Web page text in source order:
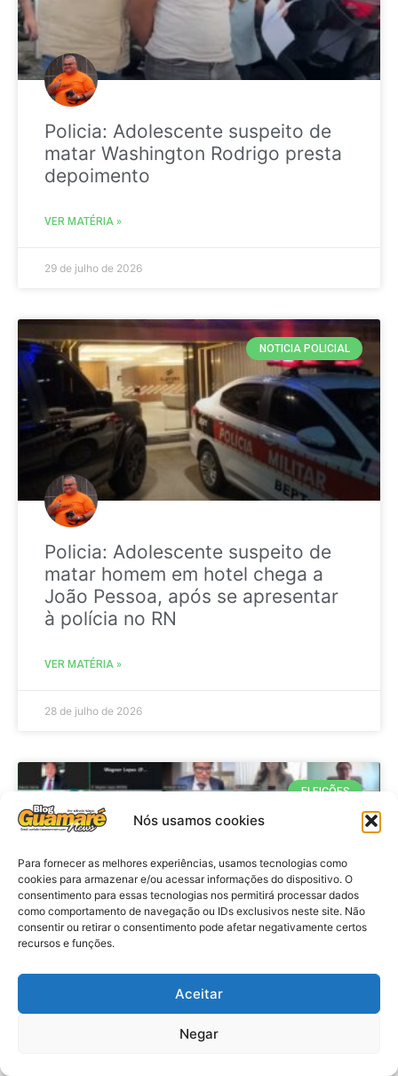
Nós usamos cookies
Para fornecer as melhores experiências, usamos tecnologias como
cookies para armazenar e/ou acessar informações do dispositivo. O
consentimento para essas tecnologias nos permitirá processar dados
como comportamento de navegação ou IDs exclusivos neste site. Não
consentir ou retirar o consentimento pode afetar negativamente certos
recursos e funções.
Aceitar
Negar
Policia: Adolescente suspeito de
matar Washington Rodrigo presta
depoimento
VER MATÉRIA »
29 de julho de 2026
NOTICIA POLICIAL
Policia: Adolescente suspeito de
matar homem em hotel chega a
João Pessoa, após se apresentar
à polícia no RN
VER MATÉRIA »
28 de julho de 2026
ELEIÇÕES
Eleições 2026: procuradores e
promotores eleitorais realizam
reunião de alinhamento no RN